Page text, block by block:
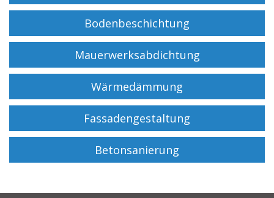
Bodenbeschichtung
Mauerwerksabdichtung
Wärmedämmung
Fassadengestaltung
Betonsanierung